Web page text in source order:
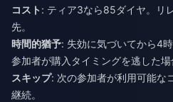
コスト: ティア3なら85ダイヤ。リ
先。
時間的猶予: 失効に気づいてから4
参加者が購入タイミングを逃した場
スキップ: 次の参加者が利用可能な
継続。